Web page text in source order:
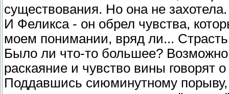
существования. Но она не захотела.
И Феликса - он обрел чувства,
моем понимании, вряд ли...
Было ли что-то большее?
раскаяние и чувство вины говорят
Поддавшись сиюминутному порыву,